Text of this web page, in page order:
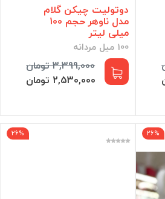
دوتولیت چیکن گلام
مدل ناوهر حجم 100
میلی لیتر
100 میل مردانه
3,399,000 تومان
2,530,000 تومان
26%
26%